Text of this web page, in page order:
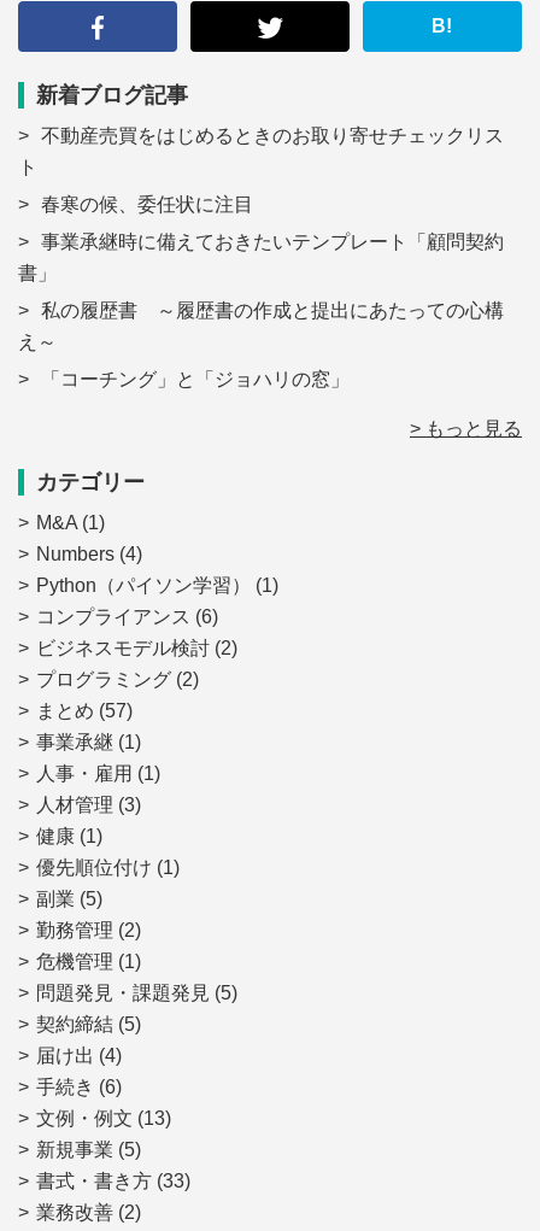
B!
新着ブログ記事
不動産売買をはじめるときのお取り寄せチェックリス
ト
春寒の候、委任状に注目
事業承継時に備えておきたいテンプレート「顧問契約
書」
私の履歴書 ～履歴書の作成と提出にあたっての心構
え～
「コーチング」と「ジョハリの窓」
> もっと見る
カテゴリー
M&A (1)
Numbers (4)
Python（パイソン学習）
(1)
コンプライアンス (6)
ビジネスモデル検討 (2)
プログラミング (2)
まとめ (57)
事業承継 (1)
人事・雇用 (1)
人材管理 (3)
健康 (1)
優先順位付け (1)
副業 (5)
勤務管理 (2)
危機管理 (1)
問題発見・課題発見 (5)
契約締結 (5)
届け出 (4)
手続き (6)
文例・例文 (13)
新規事業 (5)
書式・書き方 (33)
業務改善 (2)